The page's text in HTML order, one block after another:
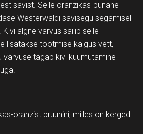
savist. Selle oranzikas-punane
Westerwaldi savisegu segamisel
algne värvus säilib selle
lisatakse tootmise käigus vett,
värvuse tagab kivi kuumutamine
oranzist pruunini, milles on kerged